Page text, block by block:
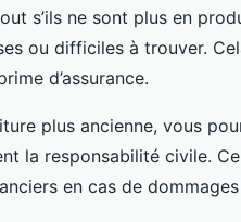
s’ils ne sont plus en
ou difficiles à trouver.
d’assurance.
plus ancienne, vous
la responsabilité civile.
en cas de